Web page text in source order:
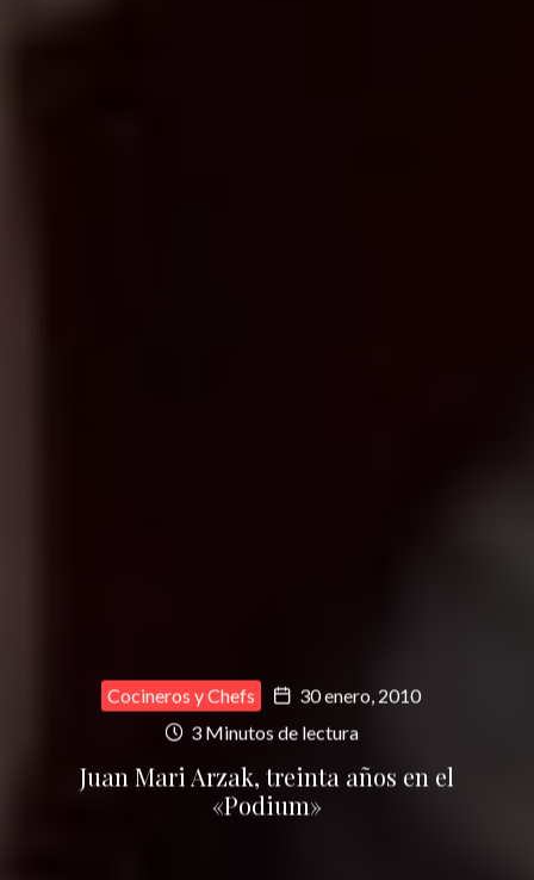
Cocineros y Chefs
30 enero, 2010
3 Minutos de lectura
Juan Mari Arzak, treinta años en el
«Podium»